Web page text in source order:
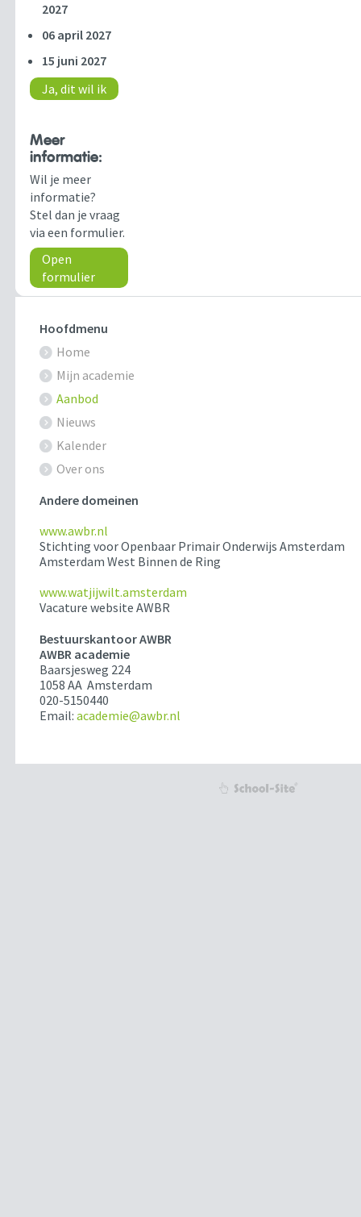
2027
06 april 2027
15 juni 2027
Ja, dit wil ik
Meer
informatie:
Wil je meer
informatie?
Stel dan je vraag
via een formulier.
Open
formulier
Hoofdmenu
Home
Mijn academie
Aanbod
Nieuws
Kalender
Over ons
Andere domeinen
www.awbr.nl
Stichting voor Openbaar Primair Onderwijs Amsterdam
Amsterdam West Binnen de Ring
www.watjijwilt.amsterdam
Vacature website AWBR
Bestuurskantoor AWBR
AWBR academie
Baarsjesweg 224
1058 AA Amsterdam
020-5150440
Email:academie@awbr.nl